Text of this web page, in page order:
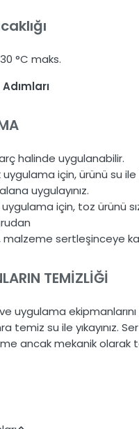
°C maks.
halinde uygulanabilir.
için, ürünü su ile
uygulayınız.
için, toz ürünü
malzeme sertleşinceye
TEMİZLİĞİ
uygulama ekipmanlarını
temiz su ile yıkayınız.
ancak mekanik olarak